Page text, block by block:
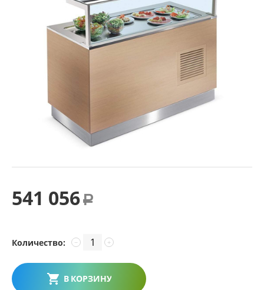
541 056 Р
Количество: +
−
В КОРЗИНУ